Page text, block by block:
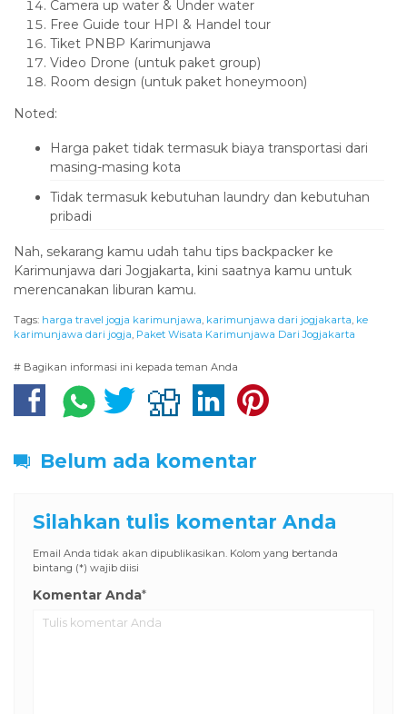
Camera up water & Under water
Free Guide tour HPI & Handel tour
Tiket PNBP Karimunjawa
Video Drone (untuk paket group)
Room design (untuk paket honeymoon)
Noted:
Harga paket tidak termasuk biaya transportasi dari
masing-masing kota
Tidak termasuk kebutuhan laundry dan kebutuhan
pribadi
Nah, sekarang kamu udah tahu tips backpacker ke
Karimunjawa dari Jogjakarta, kini saatnya kamu untuk
merencanakan liburan kamu.
Tags: harga travel jogja karimunjawa, karimunjawa dari jogjakarta, ke
karimunjawa dari jogja, Paket Wisata Karimunjawa Dari Jogjakarta
# Bagikan informasi ini kepada teman Anda
Belum ada komentar
Silahkan tulis komentar Anda
Email Anda tidak akan dipublikasikan. Kolom yang bertanda
bintang (*) wajib diisi
Komentar Anda*